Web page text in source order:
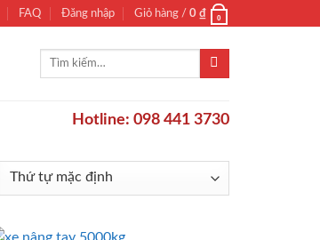
FAQ Đăng nhập Giỏ hàng / 0 ₫ 0
Tìm
Hotline: 098 441 3730